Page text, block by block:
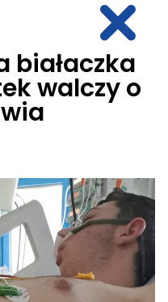
białaczka
walczy o